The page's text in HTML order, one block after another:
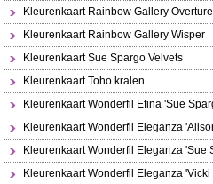
Kleurenkaart Rainbow Gallery
Kleurenkaart Rainbow Gallery Wisper
Kleurenkaart Sue Spargo Velvets
Kleurenkaart Toho kralen
Kleurenkaart Wonderfil Efina 'Sue
Kleurenkaart Wonderfil Eleganza
Kleurenkaart Wonderfil Eleganza 'Sue
Kleurenkaart Wonderfil Eleganza 'Vicki